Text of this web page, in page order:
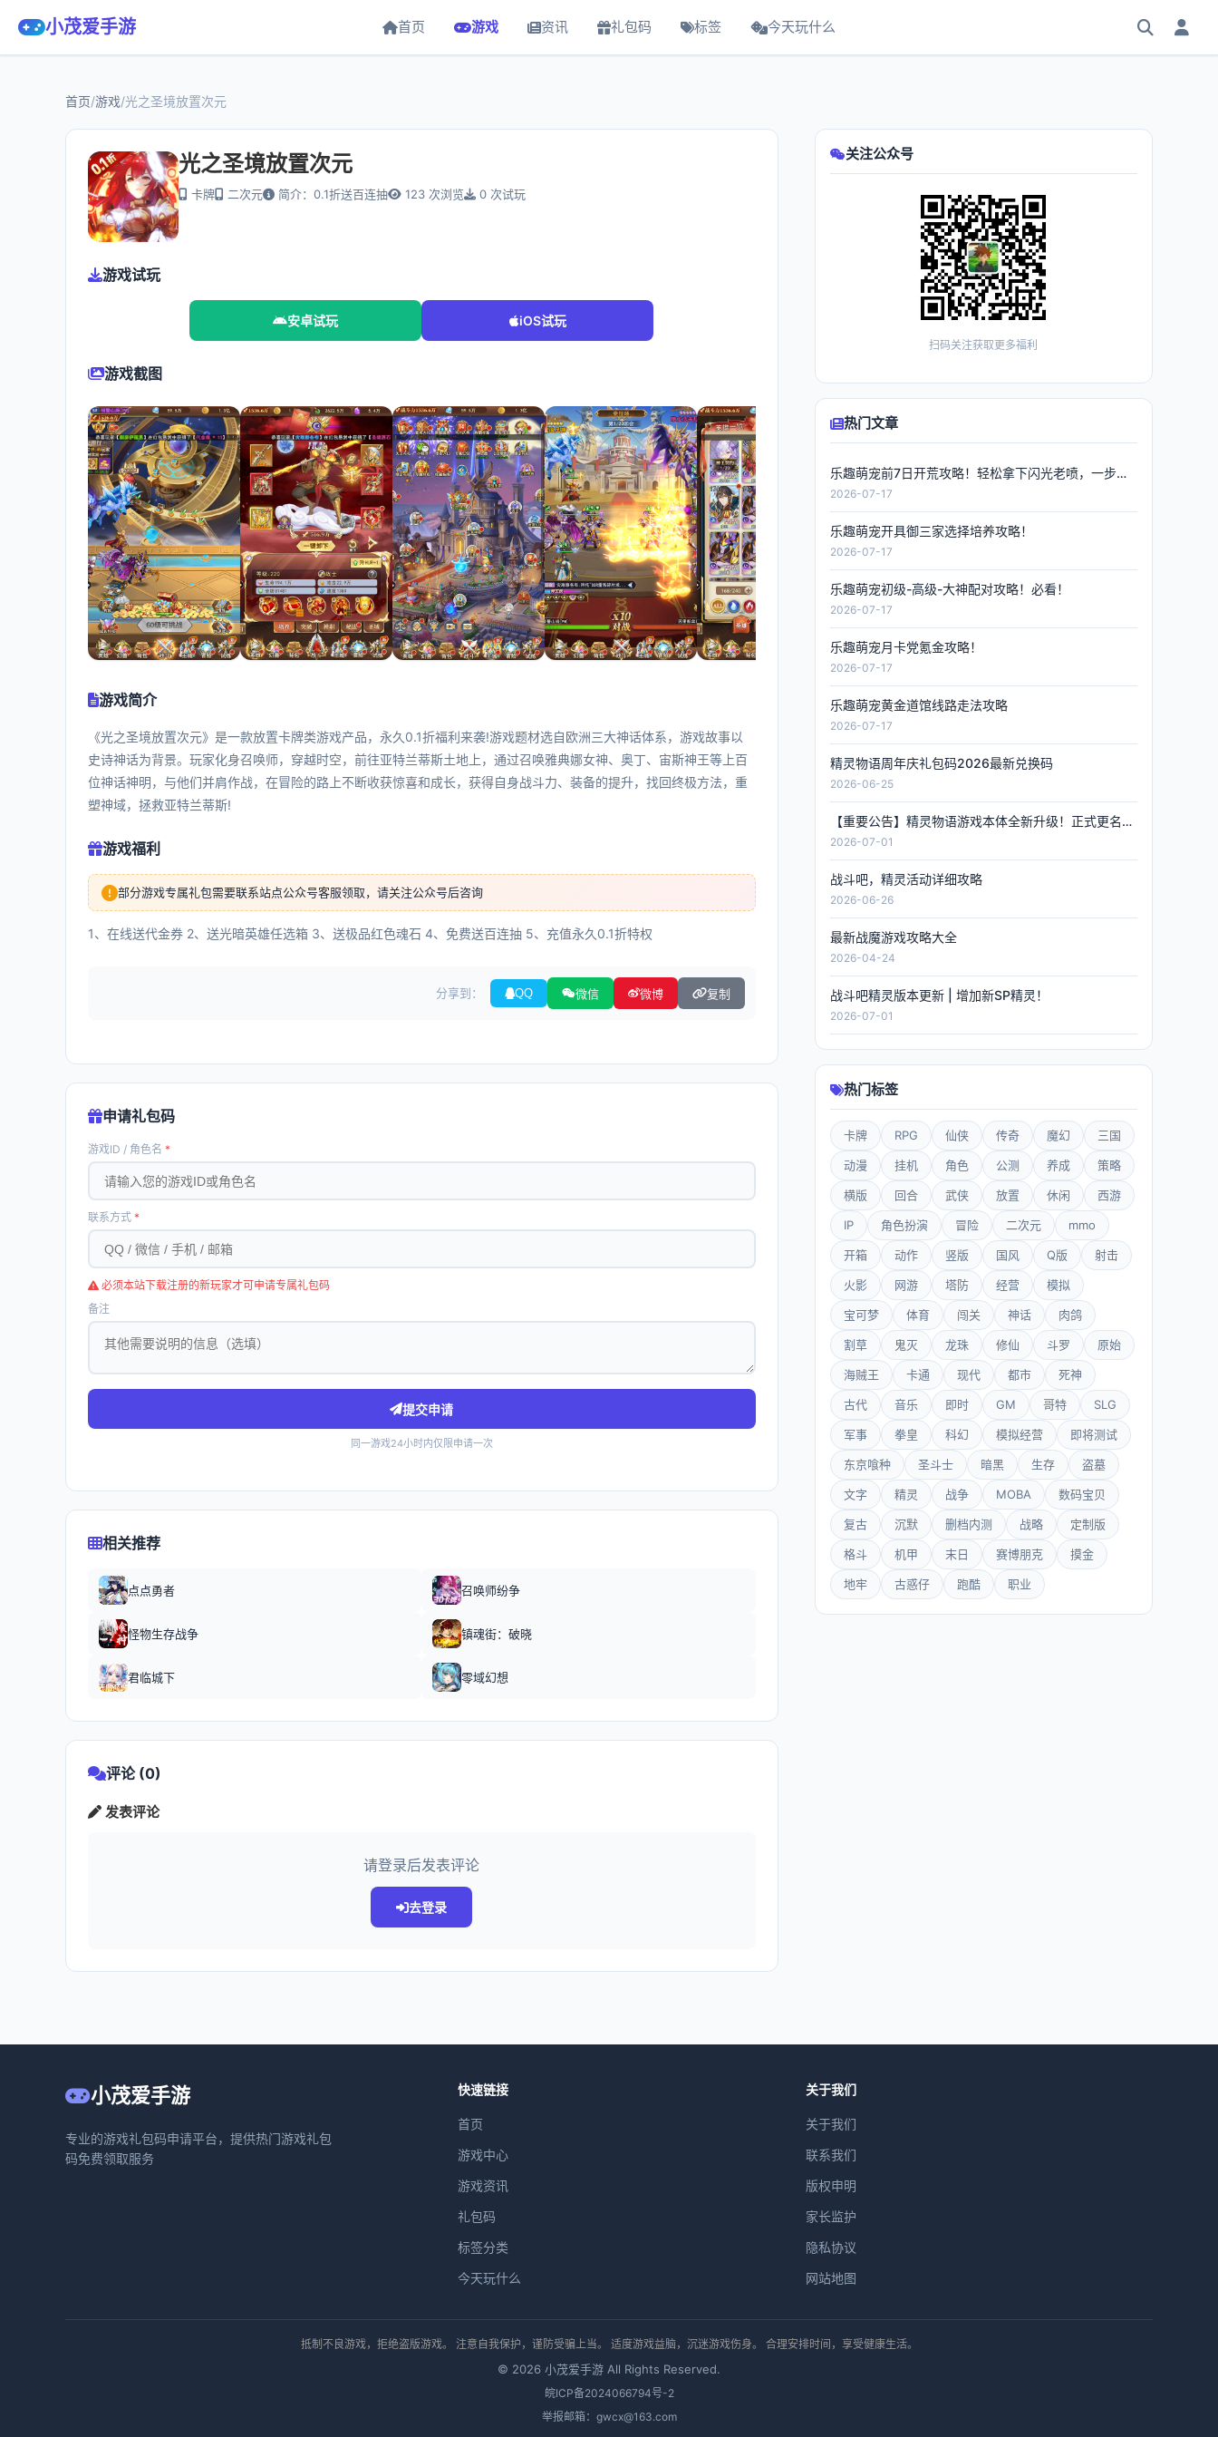
小茂爱手游 首页 游戏 资讯 礼包码 标签 今天玩什么
首页/游戏/光之圣境放置次元
光之圣境放置次元
卡牌 二次元 简介：0.1折送百连抽 123 次浏览 0 次试玩
游戏试玩
安卓试玩 iOS试玩
游戏截图
游戏简介
《光之圣境放置次元》是一款放置卡牌类游戏产品，永久0.1折福利来袭!游戏题材选自欧洲三大神话体系，游戏故事以
史诗神话为背景。玩家化身召唤师，穿越时空，前往亚特兰蒂斯土地上，通过召唤雅典娜女神、奥丁、宙斯神王等上百
位神话神明，与他们并肩作战，在冒险的路上不断收获惊喜和成长，获得自身战斗力、装备的提升，找回终极方法，重
塑神域，拯救亚特兰蒂斯!
游戏福利
部分游戏专属礼包需要联系站点公众号客服领取，请关注公众号后咨询
1、在线送代金券 2、送光暗英雄任选箱 3、送极品红色魂石 4、免费送百连抽 5、充值永久0.1折特权
分享到： QQ 微信 微博 复制
申请礼包码
游戏ID / 角色名 *
联系方式 *
必须本站下载注册的新玩家才可申请专属礼包码
备注
提交申请
同一游戏24小时内仅限申请一次
相关推荐
点点勇者 召唤师纷争
怪物生存战争 镇魂街：破晓
君临城下 零域幻想
评论 (0)
发表评论
请登录后发表评论
去登录
关注公众号
扫码关注获取更多福利
热门文章
乐趣萌宠前7日开荒攻略！轻松拿下闪光老喷，一步到位
2026-07-17
乐趣萌宠开具御三家选择培养攻略！
2026-07-17
乐趣萌宠初级-高级-大神配对攻略！必看！
2026-07-17
乐趣萌宠月卡党氪金攻略！
2026-07-17
乐趣萌宠黄金道馆线路走法攻略
2026-07-17
精灵物语周年庆礼包码2026最新兑换码
2026-06-25
【重要公告】精灵物语游戏本体全新升级！正式更名《精灵联萌》，数据全程保留！
2026-07-01
战斗吧，精灵活动详细攻略
2026-06-26
最新战魔游戏攻略大全
2026-04-24
战斗吧精灵版本更新 | 增加新SP精灵！
2026-07-01
热门标签
卡牌 RPG 仙侠 传奇 魔幻 三国
动漫 挂机 角色 公测 养成 策略
横版 回合 武侠 放置 休闲 西游
IP 角色扮演 冒险 二次元 mmo
开箱 动作 竖版 国风 Q版 射击
火影 网游 塔防 经营 模拟
宝可梦 体育 闯关 神话 肉鸽
割草 鬼灭 龙珠 修仙 斗罗 原始
海贼王 卡通 现代 都市 死神
古代 音乐 即时 GM 哥特 SLG
军事 拳皇 科幻 模拟经营 即将测试
东京喰种 圣斗士 暗黑 生存 盗墓
文字 精灵 战争 MOBA 数码宝贝
复古 沉默 删档内测 战略 定制版
格斗 机甲 末日 赛博朋克 摸金
地牢 古惑仔 跑酷 职业
小茂爱手游
专业的游戏礼包码申请平台，提供热门游戏礼包
码免费领取服务
快速链接
首页
游戏中心
游戏资讯
礼包码
标签分类
今天玩什么
关于我们
关于我们
联系我们
版权申明
家长监护
隐私协议
网站地图
抵制不良游戏，拒绝盗版游戏。 注意自我保护，谨防受骗上当。 适度游戏益脑，沉迷游戏伤身。 合理安排时间，享受健康生活。
© 2026 小茂爱手游 All Rights Reserved.
皖ICP备2024066794号-2
举报邮箱：gwcx@163.com